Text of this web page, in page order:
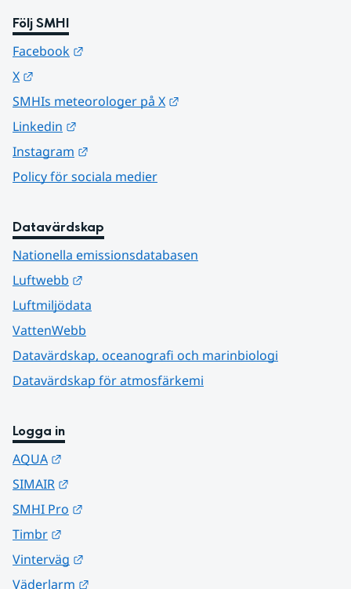
Följ SMHI
Facebook
X
SMHIs meteorologer på X
Linkedin
Instagram
Policy för sociala medier
Datavärdskap
Nationella emissionsdatabasen
Luftwebb
Luftmiljödata
VattenWebb
Datavärdskap, oceanografi och marinbiologi
Datavärdskap för atmosfärkemi
Logga in
AQUA
SIMAIR
SMHI Pro
Timbr
Vinterväg
Väderlarm